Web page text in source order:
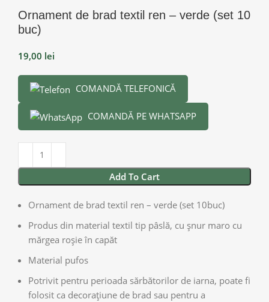
Ornament de brad textil ren – verde (set 10
buc)
19,00 lei
COMANDĂ TELEFONICĂ
COMANDĂ PE WHATSAPP
Add To Cart
Ornament de brad textil ren – verde (set 10buc)
Produs din material textil tip pâslă, cu șnur maro cu
mărgea roșie în capăt
Material pufos
Potrivit pentru perioada sărbătorilor de iarna, poate fi
folosit ca decorațiune de brad sau pentru a